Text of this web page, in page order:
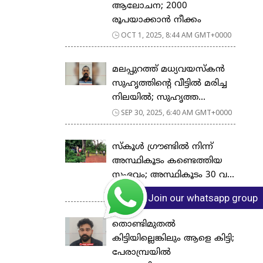
ആലോചന; 2000
രൂപയാക്കാൻ നീക്കം
OCT 1, 2025, 8:44 AM GMT+0000
മലപ്പുറത്ത് മധ്യവയസ്കൻ
സുഹൃത്തിന്‍റെ വീട്ടിൽ മരിച്ച
നിലയിൽ; സുഹൃത്ത...
SEP 30, 2025, 6:40 AM GMT+0000
സ്കൂള്‍ ഗ്രൗണ്ടിൽ നിന്ന്
അസ്ഥികൂടം കണ്ടെത്തിയ
സംഭവം; അസ്ഥികൂടം 30 വ...
SEP 21, 2025, 5:17 AM GMT+0000
തൊണ്ടിമുതല്‍
കിട്ടിയില്ലെങ്കിലും ആളെ കിട്ടി;
പേരാമ്പ്രയിൽ
Join our whatsapp group